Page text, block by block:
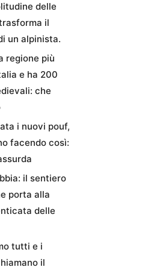
delle
il
un alpinista.
regione più
e ha 200
che
i nuovi pouf,
facendo così:
il sentiero
porta alla
delle
tutti e i
il